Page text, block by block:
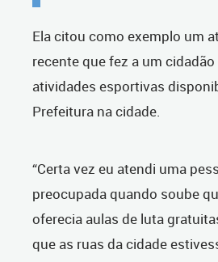
Ela citou como exemplo um
recente que fez a um
atividades esportivas
Prefeitura na cidade.
“Certa vez eu atendi uma
preocupada quando soube
oferecia aulas de luta
que as ruas da cidade